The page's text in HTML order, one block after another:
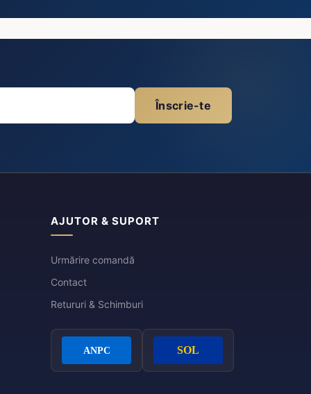
Înscrie-te
AJUTOR & SUPORT
Urmărire comandă
Contact
Retururi & Schimburi